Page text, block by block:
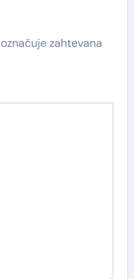
označuje zahtevana